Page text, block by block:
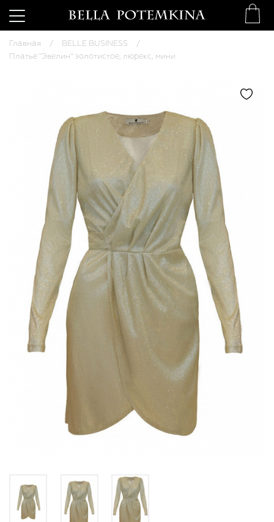
Главная
BELLE BUSINESS
Платье "Эвелин" золотистое, люрекс, мини